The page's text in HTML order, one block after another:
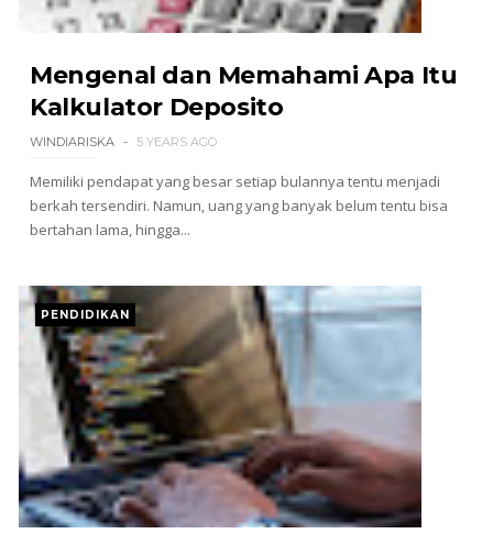
Mengenal dan Memahami Apa Itu
Kalkulator Deposito
WINDIARISKA 5 YEARS AGO
Memiliki pendapat yang besar setiap bulannya tentu menjadi
berkah tersendiri. Namun, uang yang banyak belum tentu bisa
bertahan lama, hingga...
PENDIDIKAN